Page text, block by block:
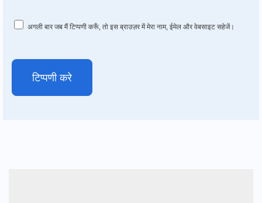
अगली बार जब मैं टिप्पणी करूँ, तो इस ब्राउज़र में मेरा नाम, ईमेल और वेबसाइट सहेजें।